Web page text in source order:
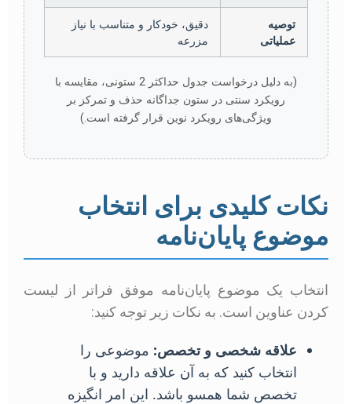
توصیه
عملیاتی
دقیق، خودکار و متناسب با نیاز
مزرعه
(به دلیل درخواست جدول حداکثر 2 ستونی، مقایسه با
رویکرد سنتی در ستون جداگانه حذف و تمرکز بر
ویژگی‌های رویکرد نوین قرار گرفته است.)
نکات کلیدی برای انتخاب
موضوع پایان‌نامه
انتخاب یک موضوع پایان‌نامه موفق فراتر از لیست
کردن عناوین است. به نکات زیر توجه کنید:
علاقه شخصی و تخصص: موضوعی را
انتخاب کنید که به آن علاقه دارید و با
تخصص شما همسو باشد. این امر انگیزه